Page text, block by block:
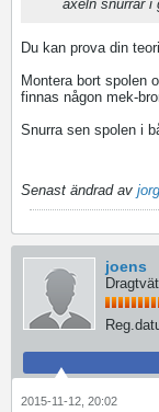
axeln snurrar i
Du kan prova din
Montera bort spolen
finnas någon mek-
Snurra sen spolen i
Senast ändrad av
joens
2015-11-12, 20:02